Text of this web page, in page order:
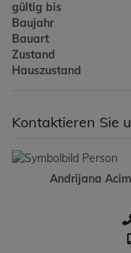
gültig bis
Baujahr
Bauart
Zustand
Hauszustand
Kontaktieren Sie
Andrijana